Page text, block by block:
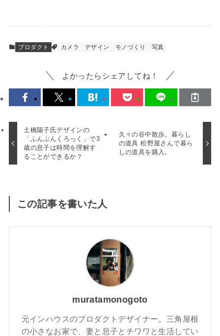
プロダクト カメラ デザイン モノづくり 写真
よかったらシェアしてね！
土橋陽子氏デザインの
「ふんぷんくろっく」で3
歳の息子は時間を理解す
ることができるか？
久々の谷中散歩。暮らし
の道具 松野屋さんで暮ら
しの道具を購入。
この記事を書いた人
muratamonogoto
元インハウスのプロダクトデザイナー。三角屋根
の小さなお家で、妻と息子とチワワと生活してい